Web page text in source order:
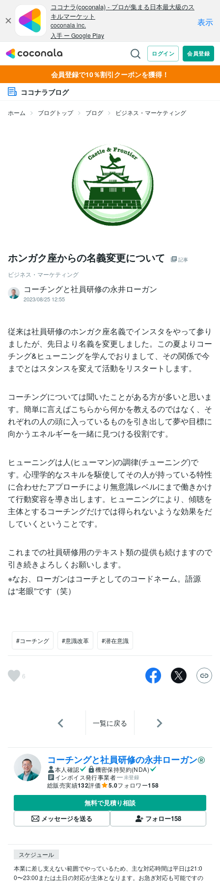
会員登録で10％割引クーポンを獲得！
ココナラブログ
ホーム ブログトップ ブログ ビジネス・マーケティング
ホンガク座からの名義変更について 記事
ビジネス・マーケティング
コーチングと社員研修の永井ローガン
2023/08/25 12:55
従来は社員研修のホンガク座名義でインスタをやって参り
ましたが、先日より名義を変更しました。この夏よりコー
チング&ヒューニングを学んでおりまして、その関係で今
までとはスタンスを変えて活動をリスタートします。
コーチングについては聞いたことがある方が多いと思いま
す。簡単に言えばこちらから何かを教えるのではなく、そ
れぞれの人の頭に入っているものを引き出して夢や目標に
向かうエネルギーを一緒に見つける役割です。
ヒューニングは人(ヒューマン)の調律(チューニング)で
す。心理学的なスキルを駆使してその人が持っている特性
に合わせたアプローチにより無意識レベルにまで働きかけ
て行動変容を導き出します。ヒューニングにより、傾聴を
主体とするコーチングだけでは得られないような効果をだ
していくということです。
これまでの社員研修用のテキスト類の提供も続けますので
引き続きよろしくお願いします。
※なお、ローガンはコーチとしてのコードネーム。語源
は“老眼”です（笑）
#コーチング #意識改革 #潜在意識
6
一覧に戻る
コーチングと社員研修の永井ローガン
本人確認
機密保持契約(NDA)
インボイス発行事業者
未登録
総販売実績132評価 5.0フォロワー158
無料で見積り相談
メッセージを送る
フォロー158
スケジュール
本業に差し支えない範囲でやっているため、主な対応時間は平日は21:0
0〜23:00または土日の対応が主体となります。お急ぎ対応も可能ですの